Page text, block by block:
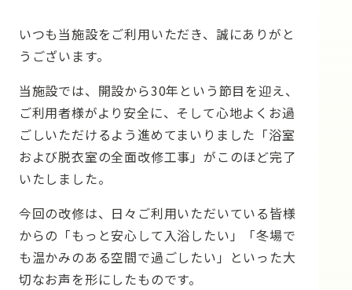
いつも当施設をご利用いただき、誠にありがと
うございます。
当施設では、開設から30年という節目を迎え、
ご利用者様がより安全に、そして心地よくお過
ごしいただけるよう進めてまいりました「浴室
および脱衣室の全面改修工事」がこのほど完了
いたしました。
今回の改修は、日々ご利用いただいている皆様
からの「もっと安心して入浴したい」「冬場で
も温かみのある空間で過ごしたい」といった大
切なお声を形にしたものです。